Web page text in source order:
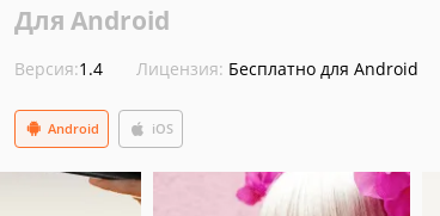
Для Android
Версия:1.4 Лицензия: Бесплатно для Android
Android iOS